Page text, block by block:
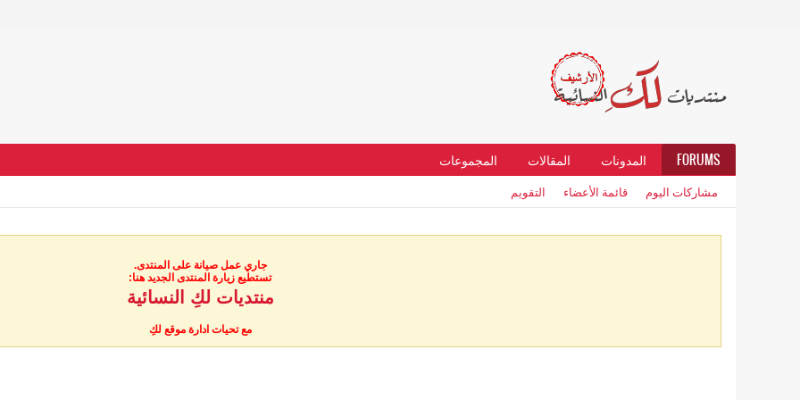
FORUMS المدونات المقالات المجموعات
مشاركات اليوم قائمة الأعضاء التقويم
جاري عمل صيانة على المنتدى.
تستطيع زيارة المنتدى الجديد هنا:
منتديات لكِ النسائية
مع تحيات ادارة موقع لكِ